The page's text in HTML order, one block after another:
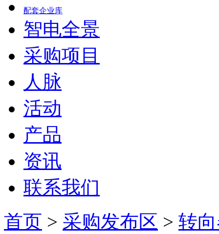
配套企业库
智电全景
采购项目
人脉
活动
产品
资讯
联系我们
首页 > 采购发布区 > 转